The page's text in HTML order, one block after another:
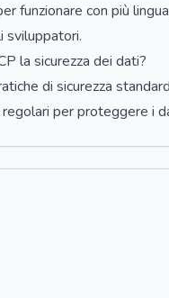
funzionare con più
sviluppatori.
la sicurezza dei dati?
di sicurezza
per proteggere i